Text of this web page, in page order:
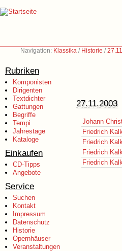
Navigation: Klassika / Historie /
Rubriken
Komponisten
Dirigenten
Textdichter
Gattungen
Begriffe
Tempi
Jahrestage
Kataloge
Einkaufen
CD-Tipps
Angebote
Service
Suchen
Kontakt
Impressum
Datenschutz
Historie
Opernhäuser
Veranstaltungen
27.11.2003
Johann
Friedrich
Friedrich
Friedrich
Friedrich